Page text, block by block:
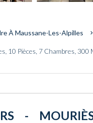
À Maussane-Les-Alpilles
10 Pièces, 7 Chambres, 300
-